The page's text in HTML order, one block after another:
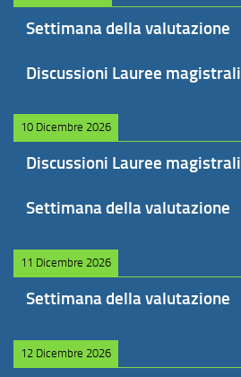
Settimana della valutazione
Discussioni Lauree magistrali
10 Dicembre 2026
Discussioni Lauree magistrali
Settimana della valutazione
11 Dicembre 2026
Settimana della valutazione
12 Dicembre 2026